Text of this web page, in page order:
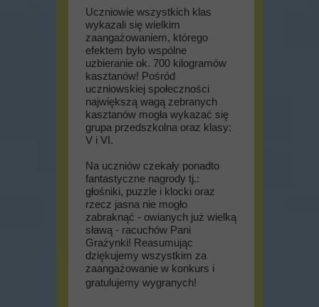
Uczniowie wszystkich klas
wykazali się wielkim
zaangażowaniem, którego
efektem było wspólne
uzbieranie ok. 700 kilogramów
kasztanów! Pośród
uczniowskiej społeczności
największą wagą zebranych
kasztanów mogła wykazać się
grupa przedszkolna oraz klasy:
V i VI.
Na uczniów czekały ponadto
fantastyczne nagrody tj.:
głośniki, puzzle i klocki oraz
rzecz jasna nie mogło
zabraknąć - owianych już wielką
sławą - racuchów Pani
Grażynki! Reasumując
dziękujemy wszystkim za
zaangażowanie w konkurs i
gratulujemy wygranych!